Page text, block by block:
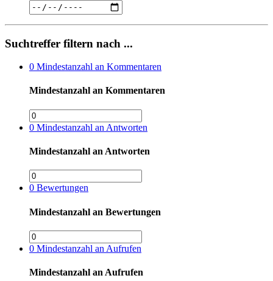
Suchtreffer filtern nach ...
0 Mindestanzahl an Kommentaren
Mindestanzahl an Kommentaren
0 Mindestanzahl an Antworten
Mindestanzahl an Antworten
0 Bewertungen
Mindestanzahl an Bewertungen
0 Mindestanzahl an Aufrufen
Mindestanzahl an Aufrufen